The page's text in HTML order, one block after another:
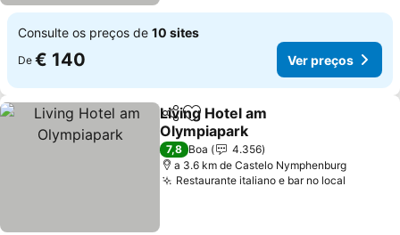
Consulte os preços de 10 sites
De € 140 Ver preços
PartilharAdicionar aos favoritos
Living Hotel am
Olympiapark
Ver preços
7,8 Boa
4.356
a 3.6 km de Castelo Nymphenburg
Restaurante italiano e bar no local